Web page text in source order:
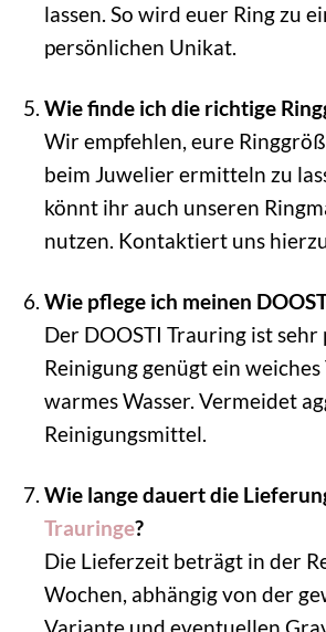
lassen. So wird euer Ring zu
persönlichen Unikat.
Wie finde ich die richtige
Wir empfehlen, eure
beim Juwelier ermitteln zu
könnt ihr auch unseren
nutzen. Kontaktiert uns
Wie pflege ich meinen
Der DOOSTI Trauring ist
Reinigung genügt ein weiches
warmes Wasser. Vermeidet
Reinigungsmittel.
Wie lange dauert die
Trauringe?
Die Lieferzeit beträgt in der
Wochen, abhängig von der